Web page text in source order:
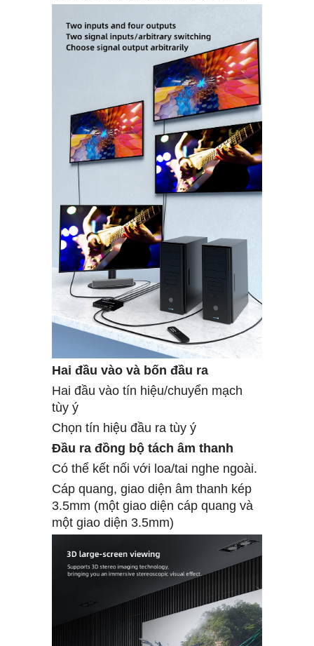
Hai đầu vào và bốn đầu ra
Hai đầu vào tín hiệu/chuyển mạch
tùy ý
Chọn tín hiệu đầu ra tùy ý
Đầu ra đồng bộ tách âm thanh
Có thể kết nối với loa/tai nghe ngoài.
Cáp quang, giao diện âm thanh kép
3.5mm (một giao diện cáp quang và
một giao diện 3.5mm)